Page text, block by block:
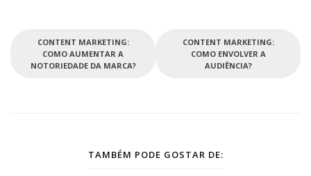
CONTENT MARKETING:
COMO AUMENTAR A
NOTORIEDADE DA MARCA?
CONTENT MARKETING:
COMO ENVOLVER A
AUDIÊNCIA?
TAMBÉM PODE GOSTAR DE: